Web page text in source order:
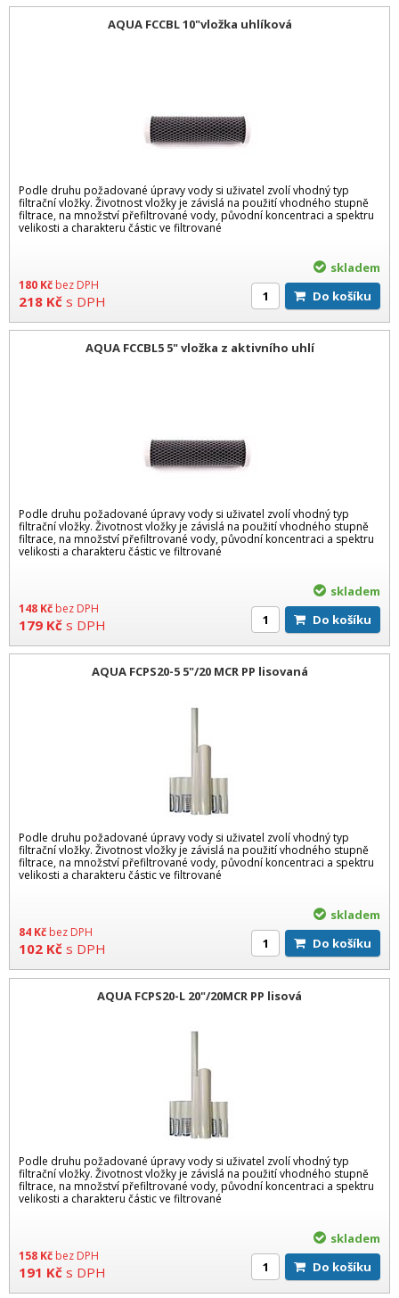
AQUA FCCBL 10"vložka uhlíková
Podle druhu požadované úpravy vody si uživatel zvolí vhodný typ
filtrační vložky. Životnost vložky je závislá na použití vhodného stupně
filtrace, na množství přefiltrované vody, původní koncentraci a spektru
velikosti a charakteru částic ve filtrované
180 Kč bez DPH
218 Kč s DPH
skladem
Do košíku
AQUA FCCBL5 5" vložka z aktivního uhlí
Podle druhu požadované úpravy vody si uživatel zvolí vhodný typ
filtrační vložky. Životnost vložky je závislá na použití vhodného stupně
filtrace, na množství přefiltrované vody, původní koncentraci a spektru
velikosti a charakteru částic ve filtrované
148 Kč bez DPH
179 Kč s DPH
skladem
Do košíku
AQUA FCPS20-5 5"/20 MCR PP lisovaná
Podle druhu požadované úpravy vody si uživatel zvolí vhodný typ
filtrační vložky. Životnost vložky je závislá na použití vhodného stupně
filtrace, na množství přefiltrované vody, původní koncentraci a spektru
velikosti a charakteru částic ve filtrované
84 Kč bez DPH
102 Kč s DPH
skladem
Do košíku
AQUA FCPS20-L 20"/20MCR PP lisová
Podle druhu požadované úpravy vody si uživatel zvolí vhodný typ
filtrační vložky. Životnost vložky je závislá na použití vhodného stupně
filtrace, na množství přefiltrované vody, původní koncentraci a spektru
velikosti a charakteru částic ve filtrované
158 Kč bez DPH
191 Kč s DPH
skladem
Do košíku